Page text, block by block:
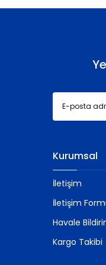
Kurumsal
İletişim
İletişim
Havale
Kargo Takibi